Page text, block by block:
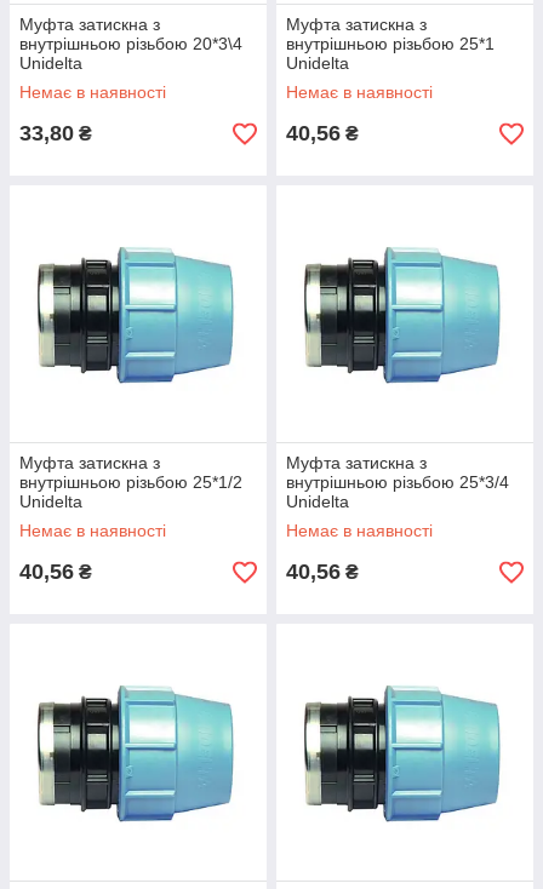
Муфта затискна з
внутрішньою різьбою 20*3\4
Unidelta
Немає в наявності
33,80 ₴
Муфта затискна з
внутрішньою різьбою 25*1
Unidelta
Немає в наявності
40,56 ₴
Муфта затискна з
внутрішньою різьбою 25*1/2
Unidelta
Немає в наявності
40,56 ₴
Муфта затискна з
внутрішньою різьбою 25*3/4
Unidelta
Немає в наявності
40,56 ₴